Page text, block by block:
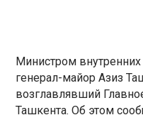
Министром внутренних
генерал-майор Азиз
возглавлявший
Ташкента. Об этом